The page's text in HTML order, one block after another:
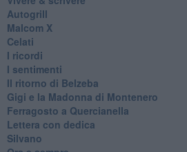
Autogrill
Malcom X
Celati
I ricordi
I sentimenti
Il ritorno di Belzeba
Gigi e la Madonna di Montenero
Ferragosto a Quercianella
Lettera con dedica
Silvano